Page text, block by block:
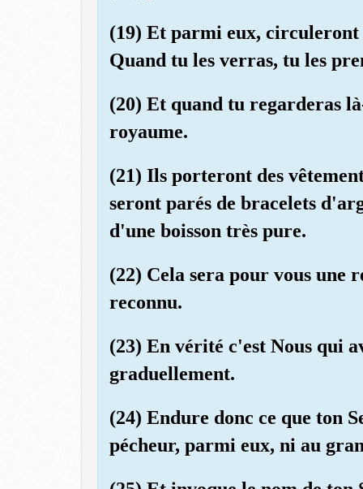
(19) Et parmi eux, circuleront
Quand tu les verras, tu les
(20) Et quand tu regarderas
royaume.
(21) Ils porteront des
seront parés de bracelets
d'une boisson très pure.
(22) Cela sera pour vous une
reconnu.
(23) En vérité c'est Nous qui
graduellement.
(24) Endure donc ce que ton
pécheur, parmi eux, ni au